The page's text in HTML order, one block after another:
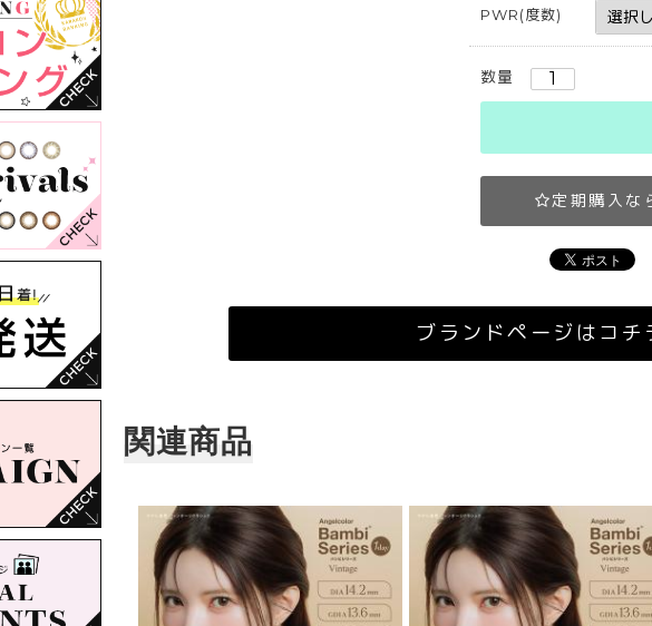
PWR(度数)
数量
定期購入な
ブランドページはコチ
関連商品